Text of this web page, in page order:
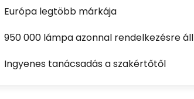
Európa legtöbb márkája
950 000 lámpa azonnal rendelkezésre áll
Ingyenes tanácsadás a szakértőtől